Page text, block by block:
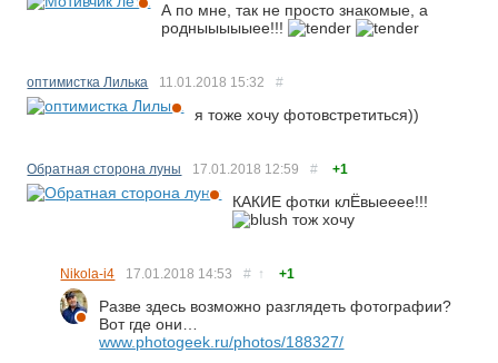
А по мне, так не просто знакомые, а
родныыыыыее!!!
оптимистка Лилька 11.01.2018 15:32 #
я тоже хочу фотовстретиться))
Обратная сторона луны 17.01.2018 12:59 # +1
КАКИЕ фотки клЁвыееее!!!
тож хочу
Nikola-i4 17.01.2018 14:53 # ↑ +1
Разве здесь возможно разглядеть фотографии?
Вот где они…
www.photogeek.ru/photos/188327/